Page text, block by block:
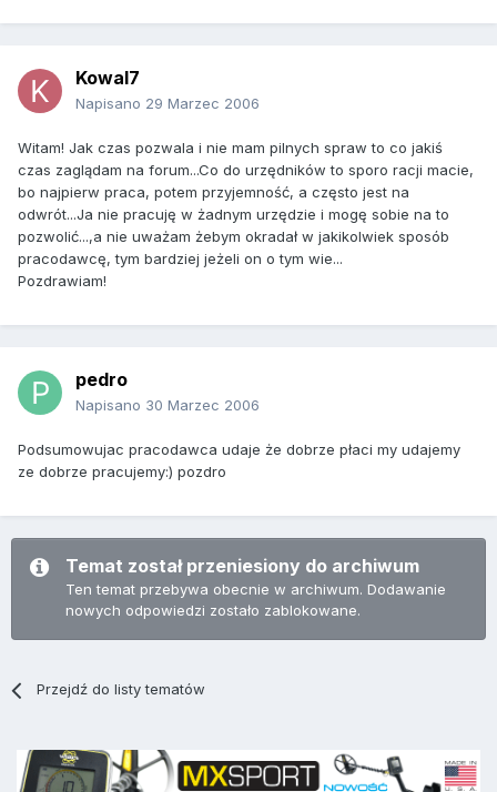
Kowal7
Napisano 29 Marzec 2006
Witam! Jak czas pozwala i nie mam pilnych spraw to co jakiś
czas zaglądam na forum...Co do urzędników to sporo racji macie,
bo najpierw praca, potem przyjemność, a często jest na
odwrót...Ja nie pracuję w żadnym urzędzie i mogę sobie na to
pozwolić...,a nie uważam żebym okradał w jakikolwiek sposób
pracodawcę, tym bardziej jeżeli on o tym wie...
Pozdrawiam!
pedro
Napisano 30 Marzec 2006
Podsumowujac pracodawca udaje że dobrze płaci my udajemy
ze dobrze pracujemy:) pozdro
Temat został przeniesiony do archiwum
Ten temat przebywa obecnie w archiwum. Dodawanie
nowych odpowiedzi zostało zablokowane.
Przejdź do listy tematów